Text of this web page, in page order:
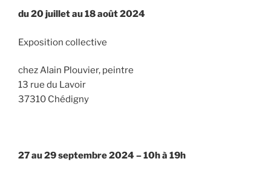
du 20 juillet au 18 août 2024
Exposition collective
chez Alain Plouvier, peintre
13 rue du Lavoir
37310 Chédigny
27 au 29 septembre 2024 – 10h à 19h